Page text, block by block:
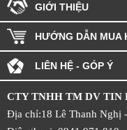
GIỚI THIỆU
HƯỚNG DẪN MUA
LIÊN HỆ - GÓP Ý
CTY TNHH TM DV TIN
Địa chỉ:18 Lê Thanh Nghị